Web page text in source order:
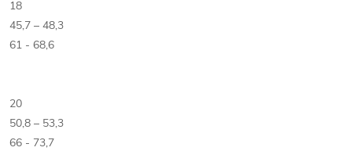
18
45,7 – 48,3
61 - 68,6
20
50,8 – 53,3
66 - 73,7